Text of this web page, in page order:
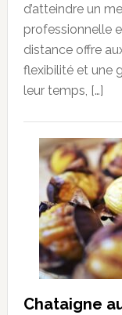
d’atteindre un
professionnelle
distance offre
flexibilité et une
leur temps, […]
Chataigne